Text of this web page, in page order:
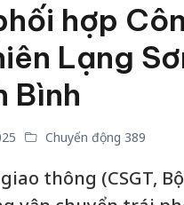
hợp
Lạng
Bình
Chuyển động 389
giao thông (CSGT,